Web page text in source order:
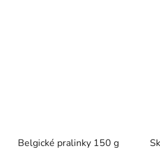
Belgické pralinky 150 g